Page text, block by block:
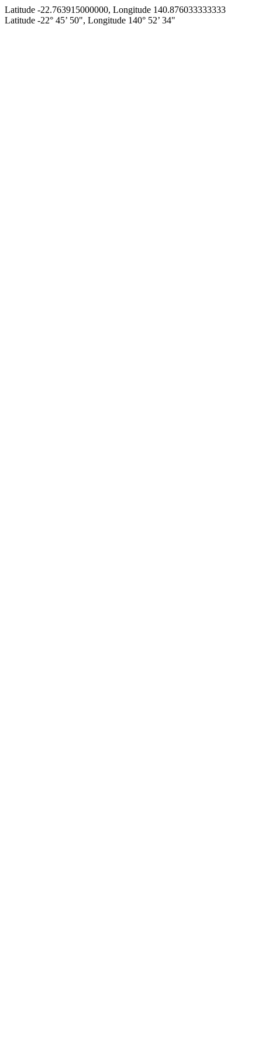
Latitude -22.763915000000, Longitude 140.876033333333
Latitude -22° 45’ 50", Longitude 140° 52’ 34"